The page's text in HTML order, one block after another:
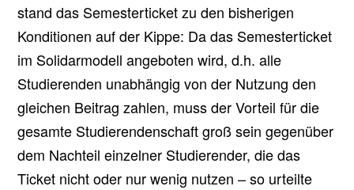
stand das Semesterticket zu den bisherigen
Konditionen auf der Kippe: Da das Semesterticket
im Solidarmodell angeboten wird, d.h. alle
Studierenden unabhängig von der Nutzung den
gleichen Beitrag zahlen, muss der Vorteil für die
gesamte Studierendenschaft groß sein gegenüber
dem Nachteil einzelner Studierender, die das
Ticket nicht oder nur wenig nutzen – so urteilte